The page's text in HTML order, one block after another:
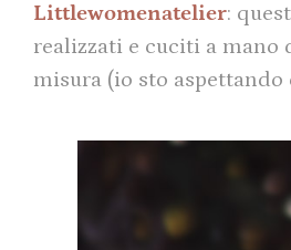
Littlewomenatelier:
realizzati e cuciti a mano
misura (io sto